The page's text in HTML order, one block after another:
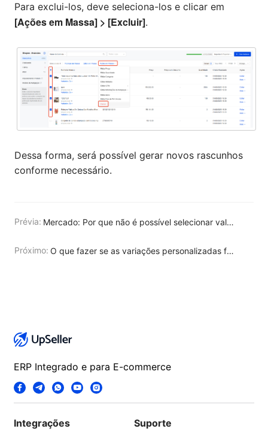
Para exclui-los, deve seleciona-los e clicar em
[Ações em Massa] > [Excluir].
Dessa forma, será possível gerar novos rascunhos
conforme necessário.
Prévia: Mercado: Por que não é possível selecionar valores de variação para as informações de tamanho?
Próximo: O que fazer se as variações personalizadas forem perdidas ao duplicar/copiar/migrar anúncios da Shein/Temu?
ERP Integrado e para E-commerce
Integrações Suporte